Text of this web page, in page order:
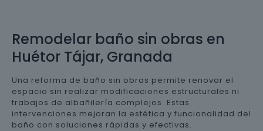
Remodelar baño sin obras en
Huétor Tájar, Granada
Una reforma de baño sin obras permite renovar el
espacio sin realizar modificaciones estructurales ni
trabajos de albañilería complejos. Estas
intervenciones mejoran la estética y funcionalidad del
baño con soluciones rápidas y efectivas.